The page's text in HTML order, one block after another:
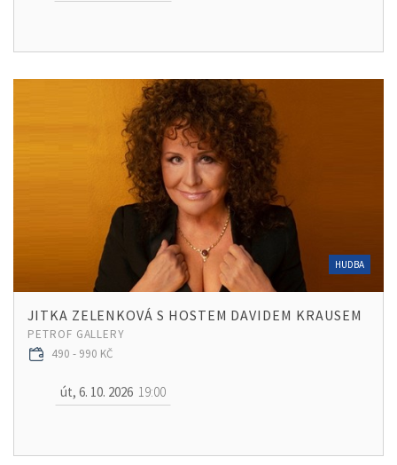
HUDBA
JITKA ZELENKOVÁ S HOSTEM DAVIDEM KRAUSEM
PETROF GALLERY
490 - 990 KČ
út, 6. 10. 2026 19:00